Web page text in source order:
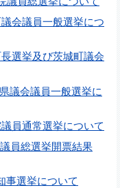
会議員一般選挙につ
選挙及び茨城町議会
議会議員一般選挙に
員通常選挙について
員総選挙開票結果
選挙について